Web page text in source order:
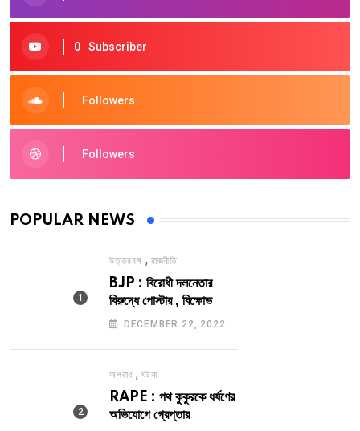
0 Subscriber
Followers
Followers
POPULAR NEWS
উত্তরবঙ্গ , রাজনীতি
BJP : বিরোধী দলনেতার
বিরুদ্ধে পোস্টার , বিক্ষোভ
DECEMBER 22, 2022
অপরাধ ,ঘটনা
RAPE : পথ কুকুরকে ধর্ষণের
অভিযোগে গ্রেপ্তার